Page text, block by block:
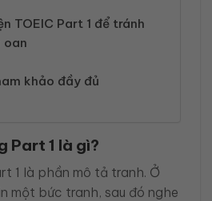
TOEIC Part 1 để tránh
oan
khảo đầy đủ
Part 1 là gì?
1 là phần mô tả tranh. Ở
một bức tranh, sau đó nghe